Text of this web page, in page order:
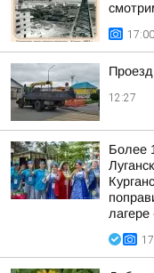
17:00
12:27
Более